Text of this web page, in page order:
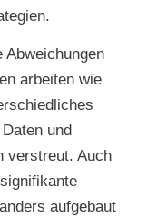
Abweichungen
arbeiten wie
und
verstreut. Auch
aufgebaut